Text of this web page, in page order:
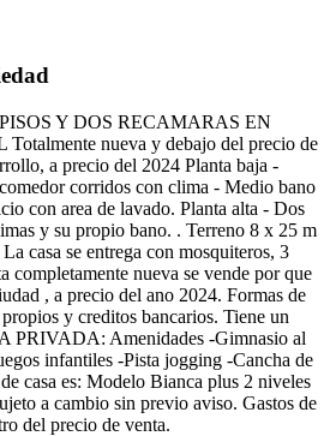
Y DOS RECAMARAS EN
nueva y debajo del precio de
a precio del 2024 Planta baja -
corridos con clima - ⁠Medio bano
con area de lavado. Planta alta - Dos
y su propio bano. . Terreno 8 x 25 m
casa se entrega con mosquiteros, 3
completamente nueva se vende por que
, a precio del ano 2024. Formas de
y creditos bancarios. Tiene un
PRIVADA: Amenidades -Gimnasio al
infantiles -Pista jogging -Cancha de
casa es: Modelo Bianca plus 2 niveles
a cambio sin previo aviso. Gastos de
del precio de venta.